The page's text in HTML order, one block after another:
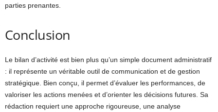
parties prenantes.
Conclusion
Le bilan d’activité est bien plus qu’un simple document administratif
: il représente un véritable outil de communication et de gestion
stratégique. Bien conçu, il permet d’évaluer les performances, de
valoriser les actions menées et d’orienter les décisions futures. Sa
rédaction requiert une approche rigoureuse, une analyse